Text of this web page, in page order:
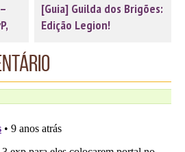
[Guia] Guilda dos Brigões:
Edição Legion!